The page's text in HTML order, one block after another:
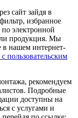
сайт зайдя в
избранное
электронной
продукция. Мы
в нашем интернет-
пользовательским
рекомендуем
Подробные
доступны на
с услугами и